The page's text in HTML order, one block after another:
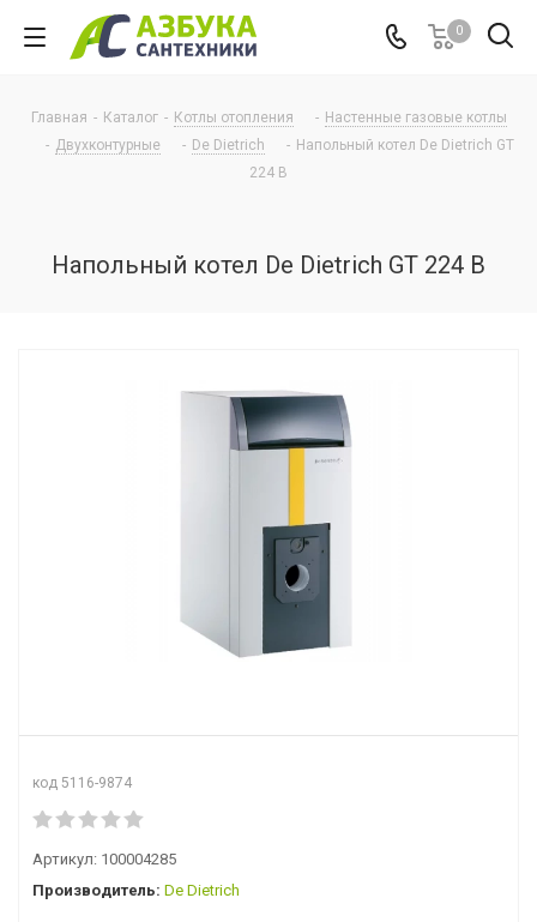
0
Главная - Каталог - Котлы отопления - Настенные газовые котлы
- Двухконтурные - De Dietrich - Напольный котел De Dietrich GT
224 B
Напольный котел De Dietrich GT 224 B
код 5116-9874
Артикул: 100004285
Производитель: De Dietrich